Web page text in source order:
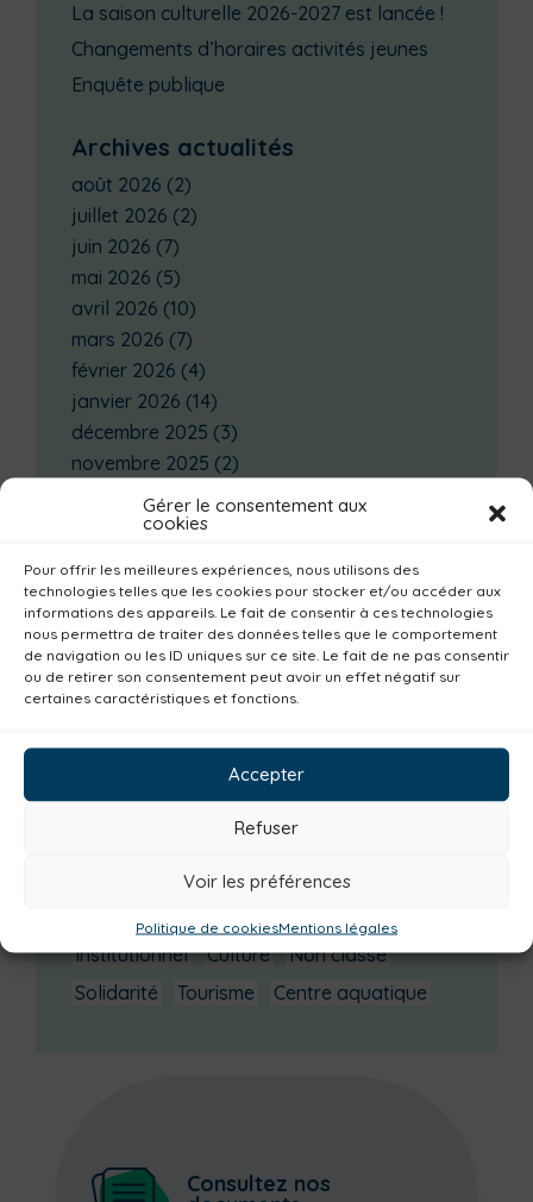
Gérer le consentement aux
cookies
Pour offrir les meilleures expériences, nous utilisons des
technologies telles que les cookies pour stocker et/ou accéder aux
informations des appareils. Le fait de consentir à ces technologies
nous permettra de traiter des données telles que le comportement
de navigation ou les ID uniques sur ce site. Le fait de ne pas consentir
ou de retirer son consentement peut avoir un effet négatif sur
certaines caractéristiques et fonctions.
Accepter
Refuser
Voir les préférences
Politique de cookiesMentions légales
La saison culturelle 2026-2027 est lancée !
Changements d’horaires activités jeunes
Enquête publique
Archives actualités
août 2026 (2)
juillet 2026 (2)
juin 2026 (7)
mai 2026 (5)
avril 2026 (10)
mars 2026 (7)
février 2026 (4)
janvier 2026 (14)
décembre 2025 (3)
novembre 2025 (2)
octobre 2025
(3)
septembre 2025
juillet 2025(3)
Catégories actualités / agenda
Environnement Mobilité
Petite enfance
Economie Jeunesse
Emploi
Communes
Consommer local
Urbanisme
Loisirs Magazine
Parents
Institutionnel
Culture
Non classé
Solidarité
Tourisme Centre aquatique
Consultez nos